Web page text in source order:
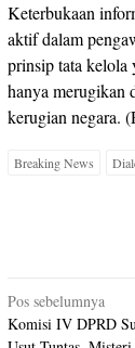
Keterbukaan
aktif dalam
prinsip tata kelola
hanya merugikan
kerugian negara.
Breaking News
Navigasi
pos
Pos sebelumnya
Komisi IV DPRD